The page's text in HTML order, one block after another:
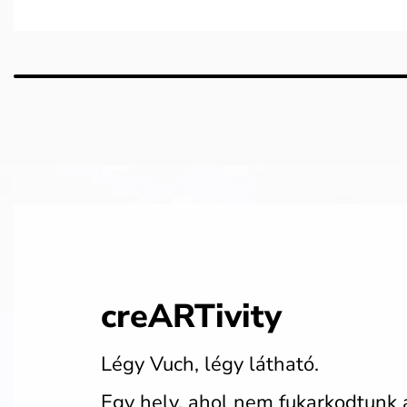
creARTivity
Légy Vuch, légy látható.